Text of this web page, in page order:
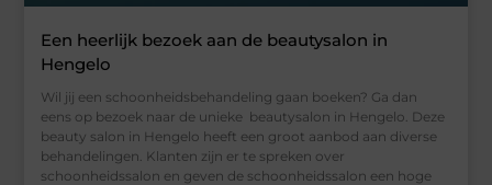
Een heerlijk bezoek aan de beautysalon in
Hengelo
Wil jij een schoonheidsbehandeling gaan boeken? Ga dan
eens op bezoek naar de unieke beautysalon in Hengelo. Deze
beauty salon in Hengelo heeft een groot aanbod aan diverse
behandelingen. Klanten zijn er te spreken over
schoonheidssalon en geven de schoonheidssalon een hoge